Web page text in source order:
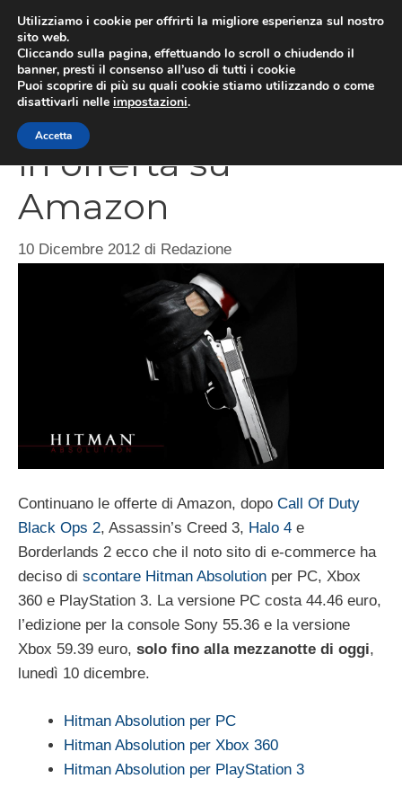
contenuto
Hitman Absolution
in offerta su
Amazon
10 Dicembre 2012 di Redazione
Continuano le offerte di Amazon, dopo Call Of Duty
Black Ops 2, Assassin’s Creed 3, Halo 4 e
Borderlands 2 ecco che il noto sito di e-commerce ha
deciso di scontare Hitman Absolution per PC, Xbox
360 e PlayStation 3. La versione PC costa 44.46 euro,
l’edizione per la console Sony 55.36 e la versione
Xbox 59.39 euro, solo fino alla mezzanotte di oggi,
lunedì 10 dicembre.
Hitman Absolution per PC
Hitman Absolution per Xbox 360
Hitman Absolution per PlayStation 3
Utilizziamo i cookie per offrirti la migliore esperienza sul nostro
sito web.
Cliccando sulla pagina, effettuando lo scroll o chiudendo il
banner, presti il consenso all’uso di tutti i cookie
Puoi scoprire di più su quali cookie stiamo utilizzando o come
disattivarli nelle impostazioni.
Accetta